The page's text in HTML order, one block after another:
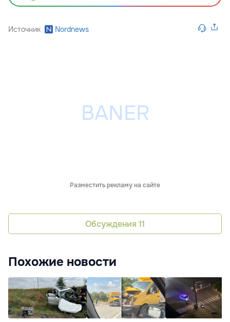
Источник Nordnews
Разместить рекламу на сайте
Обсуждения 11
Похожие новости